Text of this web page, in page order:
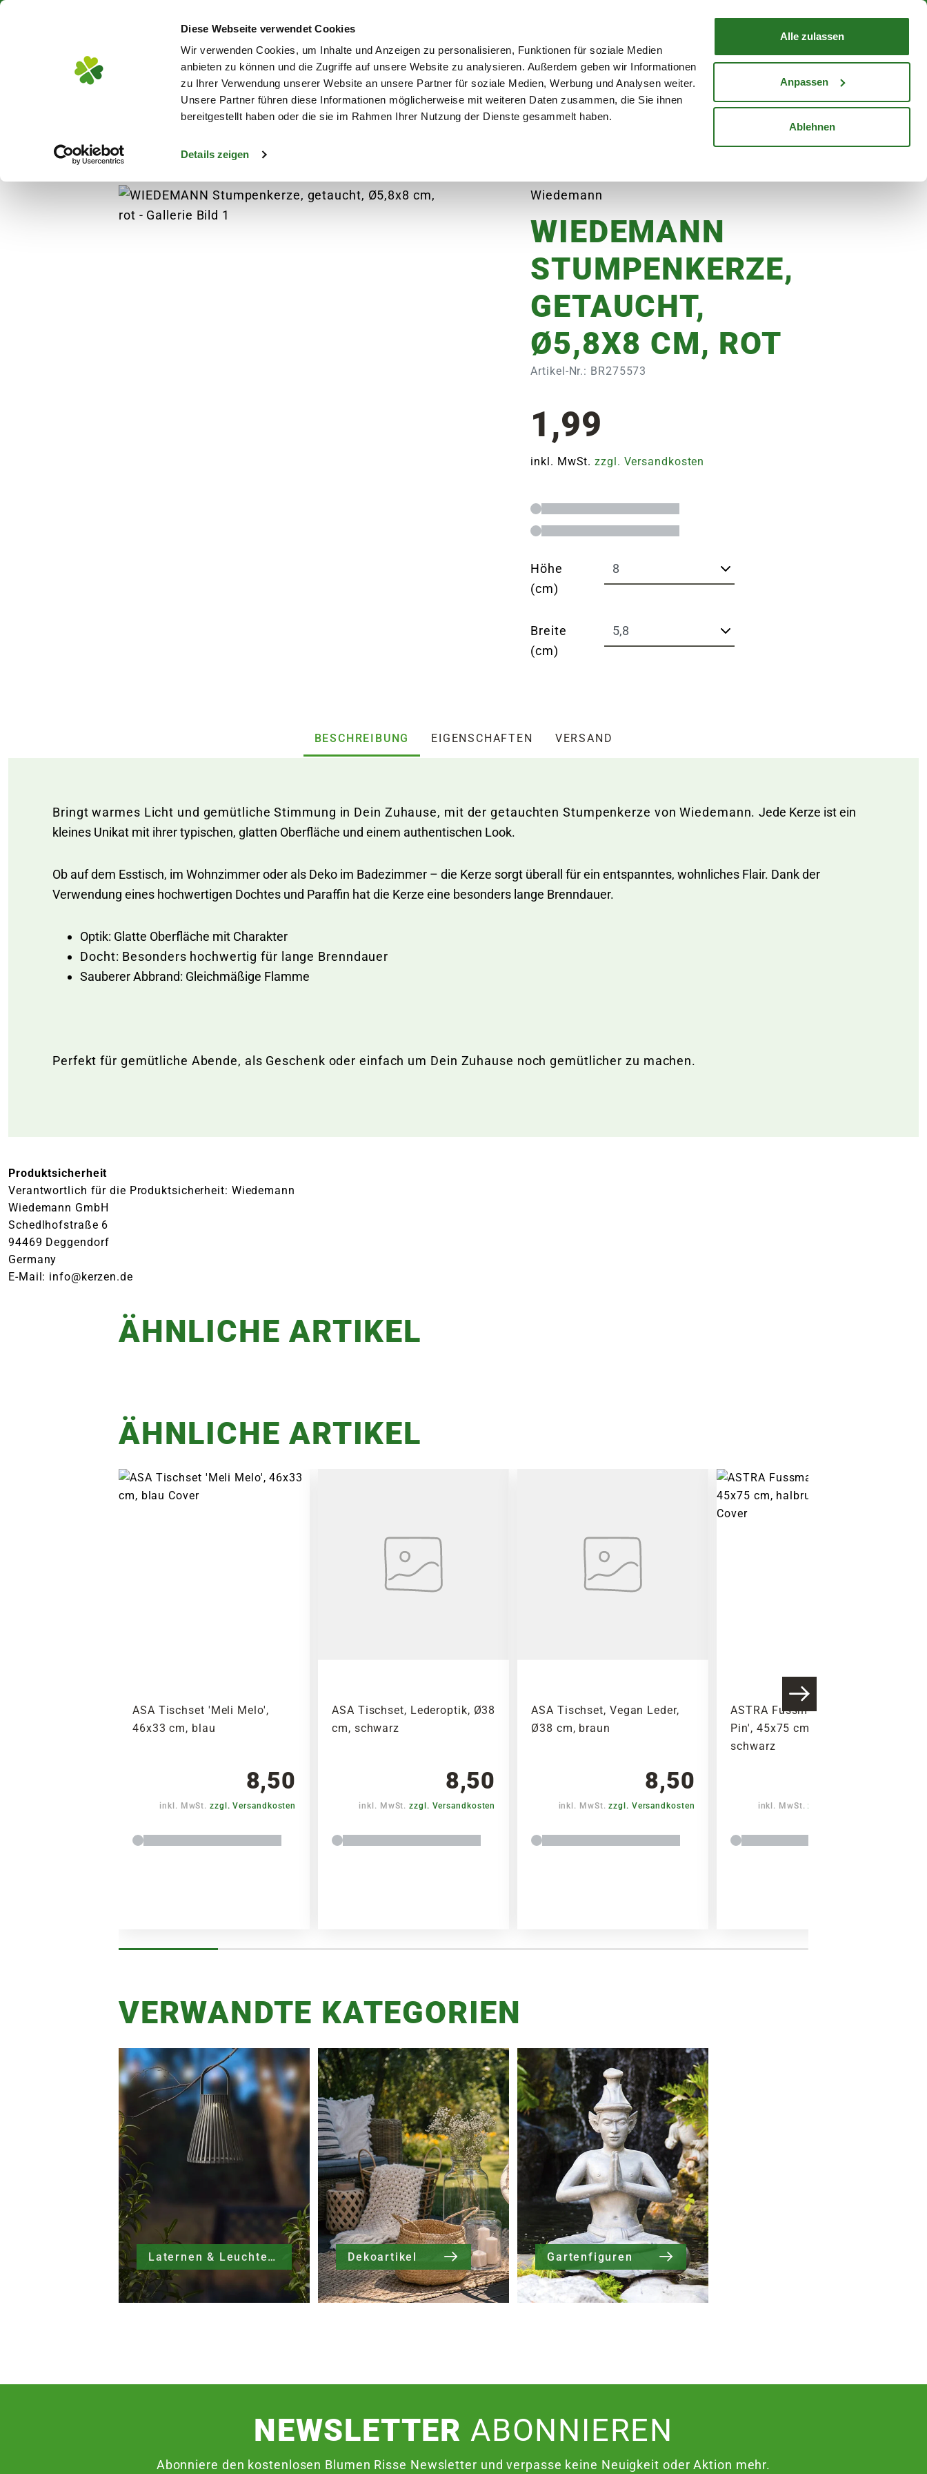
Diese Webseite verwendet Cookies
Wir verwenden Cookies, um Inhalte und Anzeigen zu personalisieren, Funktionen für soziale Medien
anbieten zu können und die Zugriffe auf unsere Website zu analysieren. Außerdem geben wir Informationen
zu Ihrer Verwendung unserer Website an unsere Partner für soziale Medien, Werbung und Analysen weiter.
Unsere Partner führen diese Informationen möglicherweise mit weiteren Daten zusammen, die Sie ihnen
bereitgestellt haben oder die sie im Rahmen Ihrer Nutzung der Dienste gesammelt haben.
Details zeigen
Alle zulassen
Anpassen
Ablehnen
Mein KontoStandorte
WARENKORB
Blumen Pflanzen Garten Aktuelles Ratgeber Gutscheine Karriere
Gartendeko Grabdeko WIEDEMANN Stumpenkerze, getaucht, rot
Wiedemann
WIEDEMANN
STUMPENKERZE,
GETAUCHT,
Ø5,8X8 CM, ROT
Artikel-Nr.: BR275573
1,99
inkl. MwSt.zzgl. Versandkosten
Höhe
(cm)
Breite
(cm)
BESCHREIBUNG EIGENSCHAFTEN VERSAND
Bringt warmes Licht und gemütliche Stimmung in Dein Zuhause, mit der getauchten Stumpenkerze von Wiedemann.Jede Kerze ist ein
kleines Unikat mit ihrer typischen, glatten Oberfläche und einem authentischen Look.
Ob auf dem Esstisch, im Wohnzimmer oder als Deko im Badezimmer – die Kerze sorgt überall für ein entspanntes, wohnliches Flair. Dank der
Verwendung eines hochwertigen Dochtes und Paraffin hat die Kerze eine besonders lange Brenndauer.
Optik: Glatte Oberfläche mit Charakter
Docht: Besonders hochwertig für lange Brenndauer
Sauberer Abbrand: Gleichmäßige Flamme
Perfekt für gemütliche Abende, als Geschenk oder einfach um Dein Zuhause noch gemütlicher zu machen.
Produktsicherheit
Verantwortlich für die Produktsicherheit: Wiedemann
Wiedemann GmbH
Schedlhofstraße 6
94469 Deggendorf
Germany
E-Mail: info@kerzen.de
ÄHNLICHE ARTIKEL
ÄHNLICHE ARTIKEL
ASA Tischset 'Meli Melo',
46x33 cm, blau
8,50
inkl. MwSt.zzgl. Versandkosten
ASA Tischset, Lederoptik, Ø38
cm, schwarz
8,50
inkl. MwSt.zzgl. Versandkosten
ASA Tischset, Vegan Leder,
Ø38 cm, braun
8,50
inkl. MwSt.zzgl. Versandkosten
ASTRA Fussmatte 'Border
Pin', 45x75 cm, halbrund,
schwarz
inkl. MwSt.zzgl. Versandkosten
VERWANDTE KATEGORIEN
Laternen & Leuchten Dekoartikel Gartenfiguren
NEWSLETTER ABONNIEREN
Abonniere den kostenlosen Blumen Risse Newsletter und verpasse keine Neuigkeit oder Aktion mehr.